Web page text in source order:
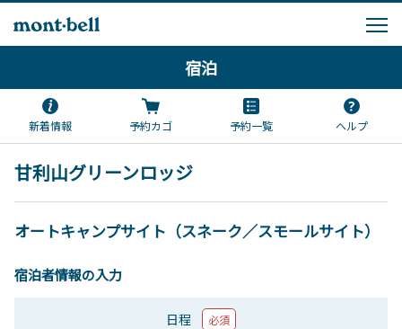
宿泊
新着情報 予約カゴ 予約一覧 ヘルプ
甘利山グリーンロッジ
オートキャンプサイト（スネーク／スモールサイト）
宿泊者情報の入力
日程 必須